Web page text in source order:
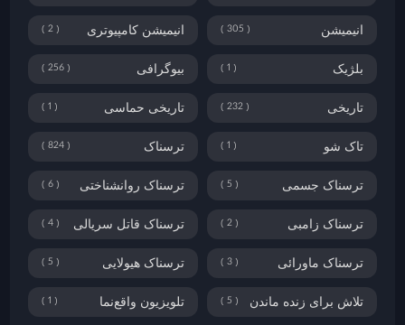
انیمیشن 305 انیمیشن کامپیوتری 2
بلژیک 1 بیوگرافی 256
تاریخی 232 تاریخی حماسی 1
تاک شو 1 ترسناک 824
ترسناک جسمی 5 ترسناک روانشناختی 6
ترسناک زامبی 2 ترسناک قاتل سریالی 4
ترسناک ماورائی 3 ترسناک هیولایی 5
تلاش برای زنده ماندن 5 تلویزیون واقع‌نما 1